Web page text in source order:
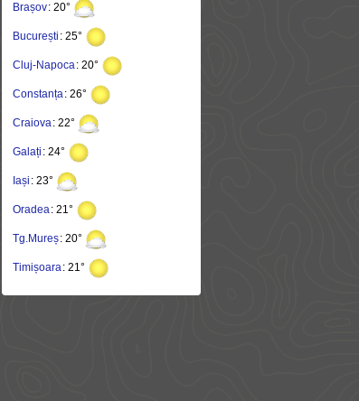
Brașov: 20°
București : 25°
Cluj-Napoca: 20°
Constanța: 26°
Craiova: 22°
Galați : 24°
Iași : 23°
Oradea: 21°
Tg.Mureș: 20°
Timișoara: 21°